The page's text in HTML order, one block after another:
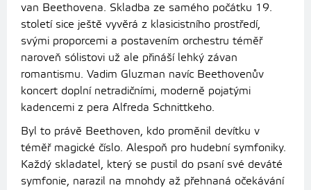
van Beethovena. Skladba ze samého počátku 19.
století sice ještě vyvěrá z klasicistního prostředí,
svými proporcemi a postavením orchestru téměř
naroveň sólistovi už ale přináší lehký závan
romantismu. Vadim Gluzman navíc Beethovenův
koncert doplní netradičními, moderně pojatými
kadencemi z pera Alfreda Schnittkeho.
Byl to právě Beethoven, kdo proměnil devítku v
téměř magické číslo. Alespoň pro hudební symfoniky.
Každý skladatel, který se pustil do psaní své deváté
symfonie, narazil na mnohdy až přehnaná očekávání